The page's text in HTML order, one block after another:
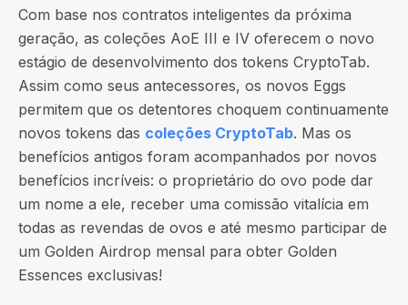
Com base nos contratos inteligentes da próxima
geração, as coleções AoE III e IV oferecem o novo
estágio de desenvolvimento dos tokens CryptoTab.
Assim como seus antecessores, os novos Eggs
permitem que os detentores choquem continuamente
novos tokens das coleções CryptoTab. Mas os
benefícios antigos foram acompanhados por novos
benefícios incríveis: o proprietário do ovo pode dar
um nome a ele, receber uma comissão vitalícia em
todas as revendas de ovos e até mesmo participar de
um Golden Airdrop mensal para obter Golden
Essences exclusivas!